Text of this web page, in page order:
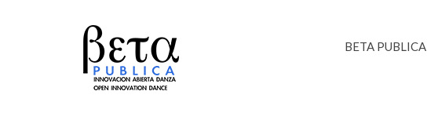
BETA PUBLICA